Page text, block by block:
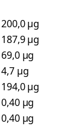
200,0 µg
187,9 µg
69,0 µg
4,7 µg
194,0 µg
0,40 µg
0,40 µg